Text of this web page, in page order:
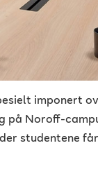
imponert
på Noroff-
studentene